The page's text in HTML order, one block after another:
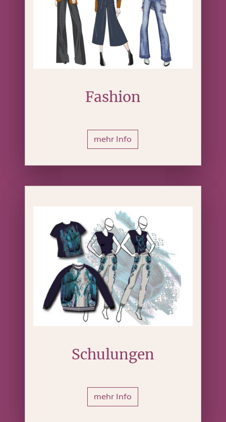
Fashion
mehr Info
Schulungen
mehr Info